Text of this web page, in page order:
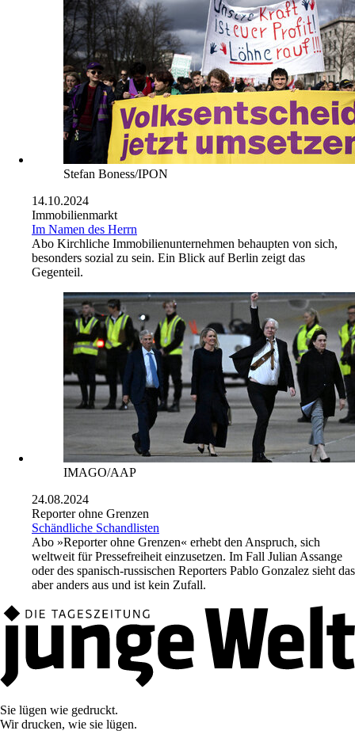
Stefan Boness/IPON
14.10.2024
Immobilienmarkt
Im Namen des Herrn
Abo Kirchliche Immobilienunternehmen behaupten von sich,
besonders sozial zu sein. Ein Blick auf Berlin zeigt das
Gegenteil.
IMAGO/AAP
24.08.2024
Reporter ohne Grenzen
Schändliche Schandlisten
Abo »Reporter ohne Grenzen« erhebt den Anspruch, sich
weltweit für Pressefreiheit einzusetzen. Im Fall Julian Assange
oder des spanisch-russischen Reporters Pablo Gonzalez sieht das
aber anders aus und ist kein Zufall.
Sie lügen wie gedruckt.
Wir drucken, wie sie lügen.